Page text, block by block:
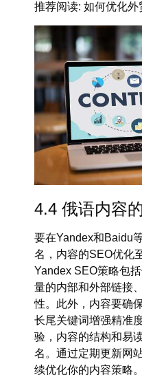
推荐阅读: 如何优化
4.4 俄语内容
要在Yandex和Baidu
名，内容的SEO优化
Yandex SEO策略包
量的内部和外部链接
性。此外，内容要确
长尾关键词增强精准
验，内容的结构和易
名。通过定期更新网
续优化你的内容策略。